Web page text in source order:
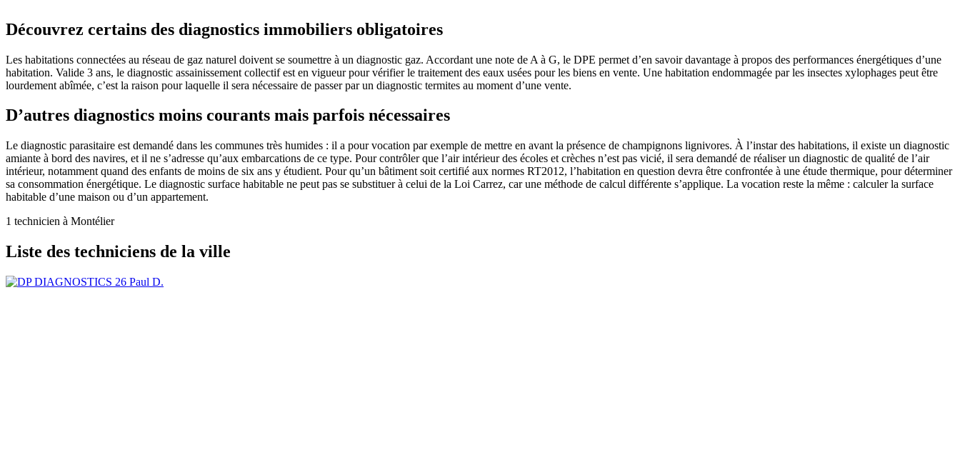
Découvrez certains des diagnostics immobiliers obligatoires
Les habitations connectées au réseau de gaz naturel doivent se soumettre à un diagnostic gaz. Accordant une note de A à G, le DPE permet d’en savoir davantage à propos des performances énergétiques d’une
habitation. Valide 3 ans, le diagnostic assainissement collectif est en vigueur pour vérifier le traitement des eaux usées pour les biens en vente. Une habitation endommagée par les insectes xylophages peut être
lourdement abîmée, c’est la raison pour laquelle il sera nécessaire de passer par un diagnostic termites au moment d’une vente.
D’autres diagnostics moins courants mais parfois nécessaires
Le diagnostic parasitaire est demandé dans les communes très humides : il a pour vocation par exemple de mettre en avant la présence de champignons lignivores. À l’instar des habitations, il existe un diagnostic
amiante à bord des navires, et il ne s’adresse qu’aux embarcations de ce type. Pour contrôler que l’air intérieur des écoles et crèches n’est pas vicié, il sera demandé de réaliser un diagnostic de qualité de l’air
intérieur, notamment quand des enfants de moins de six ans y étudient. Pour qu’un bâtiment soit certifié aux normes RT2012, l’habitation en question devra être confrontée à une étude thermique, pour déterminer
sa consommation énergétique. Le diagnostic surface habitable ne peut pas se substituer à celui de la Loi Carrez, car une méthode de calcul différente s’applique. La vocation reste la même : calculer la surface
habitable d’une maison ou d’un appartement.
1 technicien à Montélier
Liste des techniciens de la ville
Paul D.